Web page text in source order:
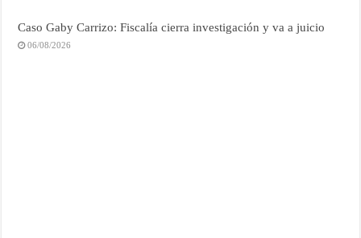
Caso Gaby Carrizo: Fiscalía cierra investigación y va a juicio
06/08/2026